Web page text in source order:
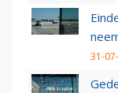
31-